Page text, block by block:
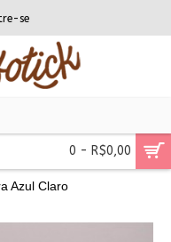
se
0 - R$0,00
Azul Claro